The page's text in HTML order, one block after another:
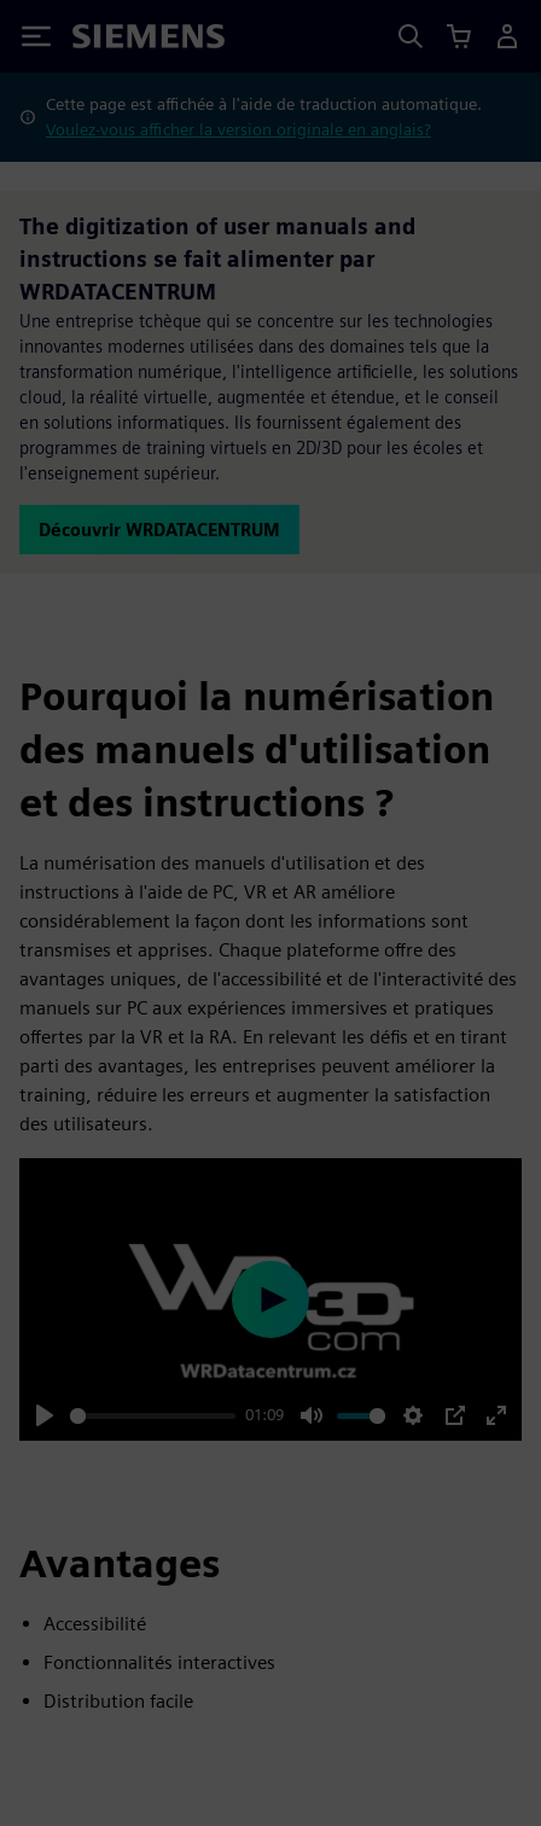
Siemens
Cette page est affichée à l'aide de traduction automatique.
Voulez-vous afficher la version originale en anglais?
The digitization of user manuals and
instructions se fait alimenter par
WRDATACENTRUM
Une entreprise tchèque qui se concentre sur les technologies
innovantes modernes utilisées dans des domaines tels que la
transformation numérique, l'intelligence artificielle, les solutions
cloud, la réalité virtuelle, augmentée et étendue, et le conseil
en solutions informatiques. Ils fournissent également des
programmes de training virtuels en 2D/3D pour les écoles et
l'enseignement supérieur.
Découvrir WRDATACENTRUM
Pourquoi la numérisation
des manuels d'utilisation
et des instructions ?
La numérisation des manuels d'utilisation et des
instructions à l'aide de PC, VR et AR améliore
considérablement la façon dont les informations sont
transmises et apprises. Chaque plateforme offre des
avantages uniques, de l'accessibilité et de l'interactivité des
manuels sur PC aux expériences immersives et pratiques
offertes par la VR et la RA. En relevant les défis et en tirant
parti des avantages, les entreprises peuvent améliorer la
training, réduire les erreurs et augmenter la satisfaction
des utilisateurs.
Play
01:09
Mute Settings
PIP
Enter
Play
Avantages
Accessibilité
Fonctionnalités interactives
Distribution facile